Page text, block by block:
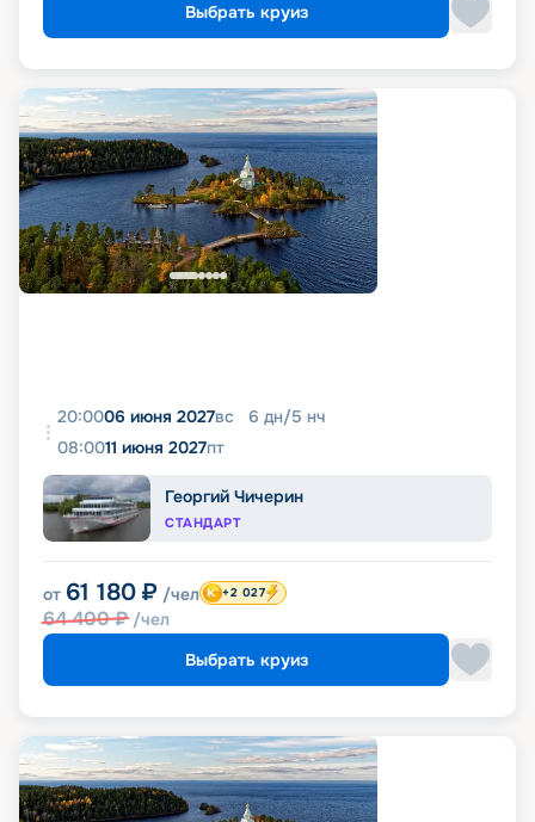
Выбрать круиз
20:0006 июня 2027вс 6 дн/5 нч
08:0011 июня 2027пт
Георгий Чичерин
СТАНДАРТ
от 61 180 ₽ /чел
64 400₽ /чел
+2 027
Выбрать круиз